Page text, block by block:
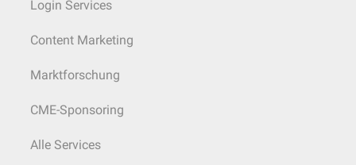
Login Services
Content Marketing
Marktforschung
CME-Sponsoring
Alle Services